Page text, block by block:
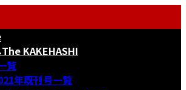
The KAKEHASHI
覧
年既刊号一覧